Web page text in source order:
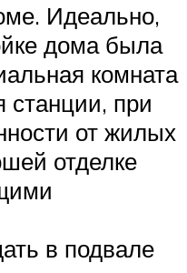
Идеально,
дома была
комната
при
от жилых
отделке
в подвале